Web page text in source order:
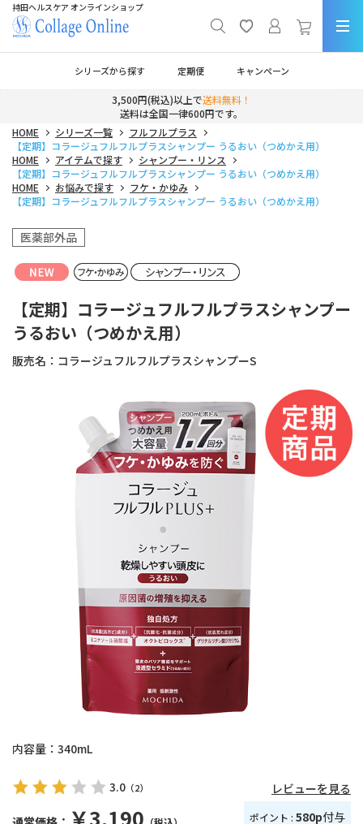
持田ヘルスケア オンラインショップ
シリーズから探す 定期便 キャンペーン
3,500円(税込)以上で送料無料！
送料は全国一律600円です。
HOME
シリーズ一覧
フルフルプラス
【定期】コラージュフルフルプラスシャンプー うるおい（つめかえ用）
HOME
アイテムで探す
シャンプー・リンス
【定期】コラージュフルフルプラスシャンプー うるおい（つめかえ用）
HOME
お悩みで探す
フケ・かゆみ
【定期】コラージュフルフルプラスシャンプー うるおい（つめかえ用）
医薬部外品
【定期】コラージュフルフルプラスシャンプー
うるおい（つめかえ用）
販売名： コラージュフルフルプラスシャンプーS
内容量： 340mL
3.0 （2） レビューを見る
￥3,190 ポイント : 580p付与